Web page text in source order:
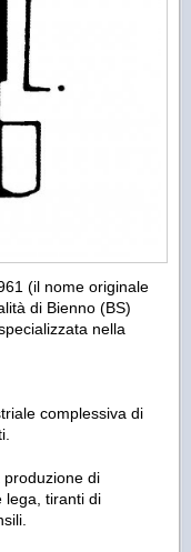
(il nome originale
di Bienno (BS)
nella
complessiva di
di
lega, tiranti di